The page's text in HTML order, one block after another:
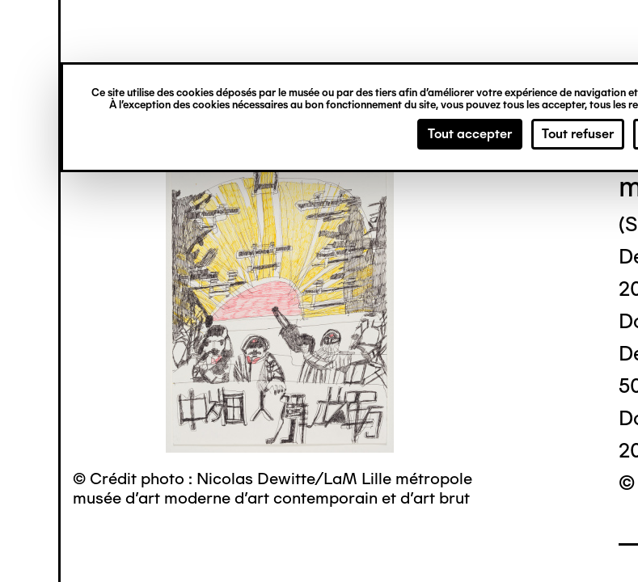
Ce site utilise des cookies déposés par le musée ou par des tiers afin d’améliorer votre expérience de navigation
À l’exception des cookies nécessaires au bon fonctionnement du site, vous pouvez tous les accepter, tous les
Tout accepter Tout refuser
principal
verticale
© Crédit photo : Nicolas Dewitte/LaM Lille métropole
musée d’art moderne d’art contemporain et d’art brut
©